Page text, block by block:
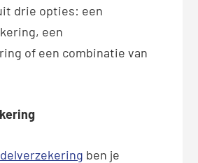
drie opties: een
een
of een combinatie van
ben je